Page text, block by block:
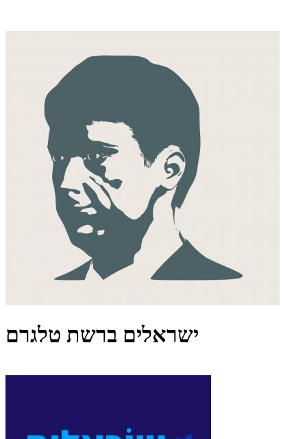
ישראלים ברשת טלגרם